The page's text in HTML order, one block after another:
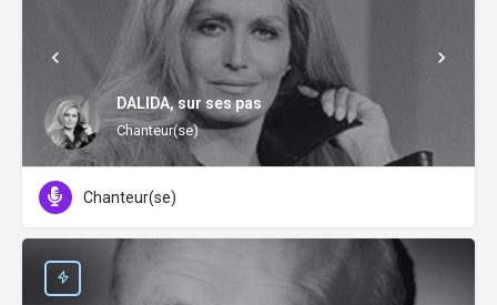
DALIDA, sur ses pas
Chanteur(se)
Chanteur(se)